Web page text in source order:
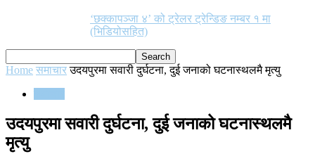
‘छक्कापञ्जा ४’ को ट्रेलर ट्रेन्डिङ नम्बर १ मा
(भिडियोसहित)
Home समाचार उदयपुरमा सवारी दुर्घटना, दुई जनाको घटनास्थलमै मृत्यु
उदयपुरमा सवारी दुर्घटना, दुई जनाको घटनास्थलमै
मृत्यु